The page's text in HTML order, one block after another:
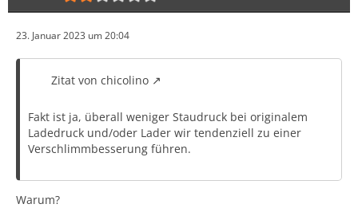
23. Januar 2023 um 20:04
Zitat von chicolino
Fakt ist ja, überall weniger Staudruck bei originalem
Ladedruck und/oder Lader wir tendenziell zu einer
Verschlimmbesserung führen.
Warum?